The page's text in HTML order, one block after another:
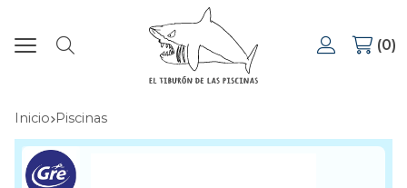
Buscar
0
Inicio piscinas